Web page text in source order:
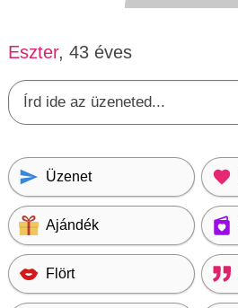
Eszter, 43 éves
Üzenet
Ajándék
Flört